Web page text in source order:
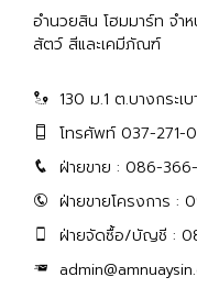
อำนวยสิน โฮมมาร์ท จำ
สัตว์ สีและเคมีภัณฑ์
130 ม.1 ต.บางกระเ
โทรศัพท์ 037-271-
ฝ่ายขาย : 086-
ฝ่ายขายโครงการ :
ฝ่ายจัดซื้อ/บัญชี :